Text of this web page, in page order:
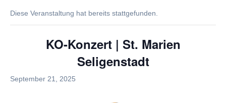
Diese Veranstaltung hat bereits stattgefunden.
KO-Konzert | St. Marien
Seligenstadt
September 21, 2025